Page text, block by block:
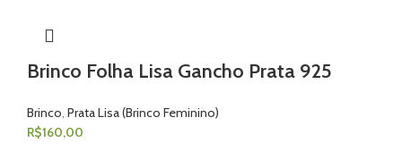
Brinco Folha Lisa Gancho Prata 925
Brinco Prata Lisa (Brinco Feminino)
R$160,00